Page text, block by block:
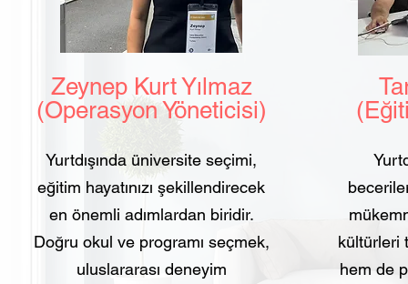
Zeynep Kurt Yılmaz
(Operasyon Yöneticisi)
Yurtdışında üniversite seçimi,
eğitim hayatınızı şekillendirecek
en önemli adımlardan biridir.
Doğru okul ve programı seçmek,
uluslararası deneyim
kültürleri
hem de